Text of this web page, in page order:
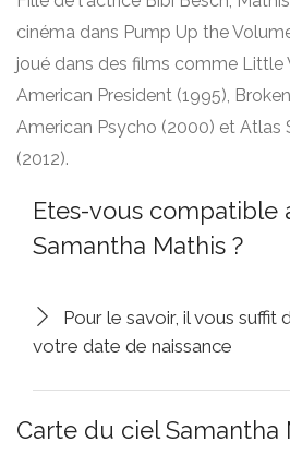
cinéma dans Pump Up the
joué dans des films comme Little
American President (1995),
American Psycho (2000) et Atlas
(2012).
Etes-vous compatible
Samantha Mathis ?
Pour le savoir, il vous suffit
votre date de naissance
Carte du ciel Samantha